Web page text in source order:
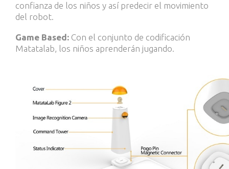
confianza de los niños y así predecir el movimiento
del robot.
Game Based: Con el conjunto de codificación
Matatalab, los niños aprenderán jugando.